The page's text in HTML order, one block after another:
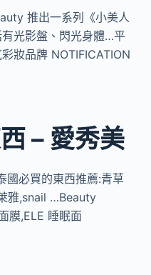
推出一系列《小美人
光影盤、閃光身體…平
妝品牌 NOTIFICATION
– 愛秀美
國必買的東西推薦:青草
雅,snail …Beauty
膜,ELE 睡眠面